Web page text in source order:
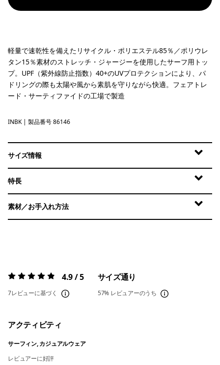
軽量で速乾性を備えたリサイクル・ポリエステル85％／ポリウレ
タン15％素材のストレッチ・ジャージーを使用したサーフ用トッ
プ。UPF（紫外線防止指数）40+のUVプロテクションにより、パ
ドリングの際も太陽や風から素肌を守りながら快適。フェアトレ
ード・サーティファイドの工場で製造
Ink Black
INBK | 製品番号 86146
サイズ情報
特長
素材／お手入れ方法
評価:4.9 / 5 4.9 / 5
7レビューに基づく
サイズ通り
57% レビュアーのうち
アクティビティ
サーフィン, カジュアルウェア
レビュアーに好評